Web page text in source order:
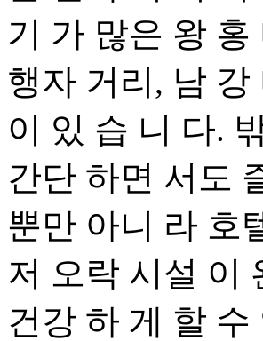
기 가 많은 왕
행자 거리, 남
이 있 습 니 다.
간단 하면 서도
뿐만 아니 라 호
저 오락 시설 이
건강 하 게 할 수